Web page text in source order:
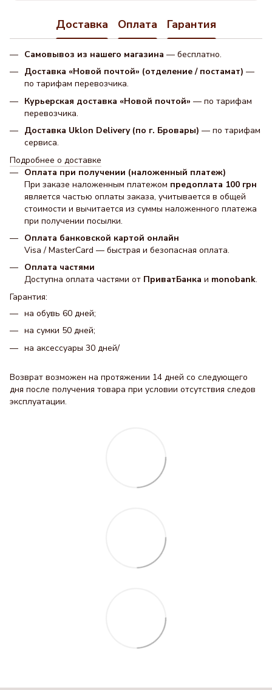
Доставка Оплата Гарантия
Самовывоз из нашего магазина — бесплатно.
Доставка «Новой почтой» (отделение / постамат) —
по тарифам перевозчика.
Курьерская доставка «Новой почтой» — по тарифам
перевозчика.
Доставка Uklon Delivery (по г. Бровары) — по тарифам
сервиса.
Подробнее о доставке
Оплата при получении (наложенный платеж)
При заказе наложенным платежом предоплата 100 грн
является частью оплаты заказа, учитывается в общей
стоимости и вычитается из суммы наложенного платежа
при получении посылки.
Оплата банковской картой онлайн
Visa / MasterCard — быстрая и безопасная оплата.
Оплата частями
Доступна оплата частями от ПриватБанка и monobank.
Гарантия:
на обувь 60 дней;
на сумки 50 дней;
на аксессуары 30 днeй/
Возврат возможен на протяжении 14 дней со следующего
дня после получения товара при условии отсутствия следов
эксплуатации.